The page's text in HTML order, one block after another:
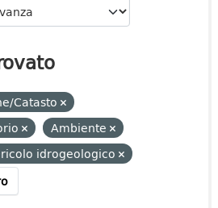
Catasto
Ambiente
idrogeologico